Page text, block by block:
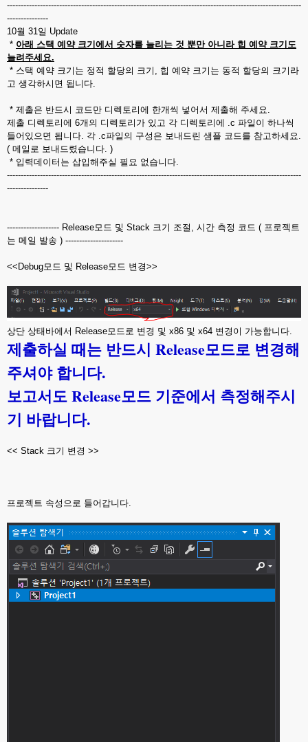
-----------------------------------------------------------------------------------------------------------
---------------
10월 31일 Update
* 아래 스택 예약 크기에서 숫자를 늘리는 것 뿐만 아니라 힙 예약 크기도
늘려주세요.
* 스택 예약 크기는 정적 할당의 크기, 힙 예약 크기는 동적 할당의 크기라
고 생각하시면 됩니다.
* 제출은 반드시 코드만 디렉토리에 한개씩 넣어서 제출해 주세요.
제출 디렉토리에 6개의 디렉토리가 있고 각 디렉토리에 .c 파일이 하나씩
들어있으면 됩니다. 각 .c파일의 구성은 보내드린 샘플 코드를 참고하세요.
( 메일로 보내드렸습니다. )
* 입력데이터는 삽입해주실 필요 없습니다.
-----------------------------------------------------------------------------------------------------------
---------------
------------------- Release모드 및 Stack 크기 조절, 시간 측정 코드 ( 프로젝트
는 메일 발송 ) ---------------------
<<Debug모드 및 Release모드 변경>>
상단 상태바에서 Release모드로 변경 및 x86 및 x64 변경이 가능합니다.
제출하실 때는 반드시 Release모드로 변경해
주셔야 합니다.
보고서도 Release모드 기준에서 측정해주시
기 바랍니다.
<< Stack 크기 변경 >>
프로젝트 속성으로 들어갑니다.